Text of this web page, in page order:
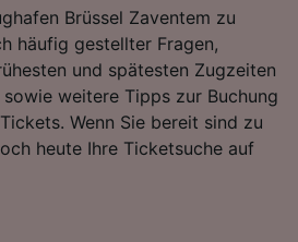
Brüssel Zaventem zu
häufig gestellter Fragen,
und spätesten Zugzeiten
weitere Tipps zur Buchung
Wenn Sie bereit sind zu
heute Ihre Ticketsuche auf